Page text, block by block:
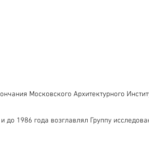
Московского Архитектурного
до 1986 года возглавлял Группу